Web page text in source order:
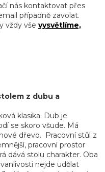
nás kontaktovat přes
případně zavolat.
vždy vše vysvětlíme,
z dubu a
klasika. Dub je
se skoro všude. Má
dřevo. Pracovní stůl z
pracovní prostor
dává stolu charakter. Oba
nejde udělat